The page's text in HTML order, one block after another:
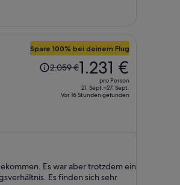
Spare 100% bei deinem Flug
Der
Preis
2.059 €,
pro
Person
2.059 €1.231 €
pro Person
21. Sept.–27. Sept.
Vor 16 Stunden gefunden
Es war aber trotzdem ein
Es finden sich sehr